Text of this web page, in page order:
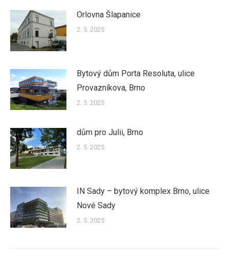
Orlovna Šlapanice
2. 5. 2025
Bytový dům Porta Resoluta, ulice
Provazníkova, Brno
2. 5. 2025
dům pro Julii, Brno
2. 5. 2025
IN Sady – bytový komplex Brno, ulice
Nové Sady
2. 5. 2025